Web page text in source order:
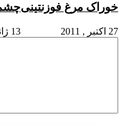
خوراک مرغ فوزنتینی
27 اکتبر , 2011
چشم
13 ژانویه , 2012